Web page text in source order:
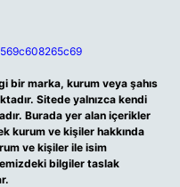
bir marka, kurum veya şahıs
Sitede yalnızca kendi
Burada yer alan içerikler
kurum ve kişiler hakkında
ve kişiler ile isim
bilgiler taslak